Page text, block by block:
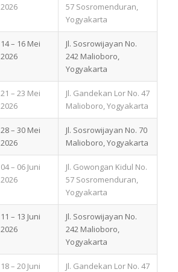
2026
57 Sosromenduran,
Yogyakarta
14 – 16 Mei
2026
Jl. Sosrowijayan No.
242 Malioboro,
Yogyakarta
21 – 23 Mei
2026
Jl. Gandekan Lor No. 47
Malioboro, Yogyakarta
28 – 30 Mei
2026
Jl. Sosrowijayan No. 70
Malioboro, Yogyakarta
04 – 06 Juni
2026
Jl. Gowongan Kidul No.
57 Sosromenduran,
Yogyakarta
11 – 13 Juni
2026
Jl. Sosrowijayan No.
242 Malioboro,
Yogyakarta
18 – 20 Juni
Jl. Gandekan Lor No. 47